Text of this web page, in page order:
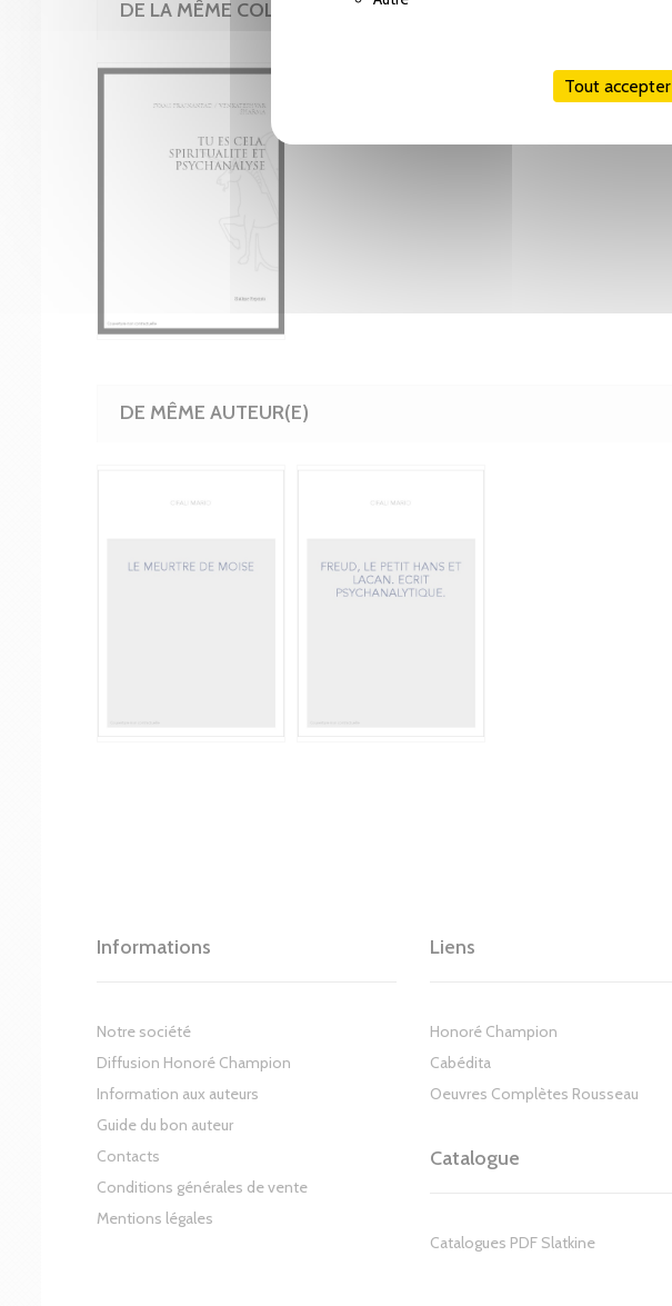
Tout accepter
DE LA MÊME COLLECTION
DE MÊME AUTEUR(E)
Informations
Notre société
Diffusion Honoré Champion
Information aux auteurs
Guide du bon auteur
Contacts
Conditions générales de vente
Mentions légales
Liens
Honoré Champion
Cabédita
Oeuvres Complètes Rousseau
Catalogue
Catalogues PDF Slatkine